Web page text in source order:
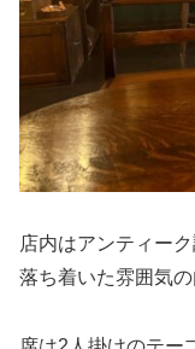
店内はアンティー
落ち着いた雰囲気の